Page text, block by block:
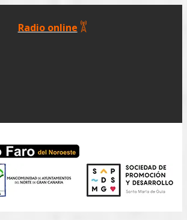
Radio online